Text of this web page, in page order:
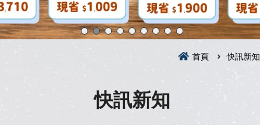
首頁 快訊新知
快訊新知